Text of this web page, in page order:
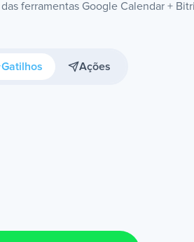
ferramentas Google Calendar +
Gatilhos Ações